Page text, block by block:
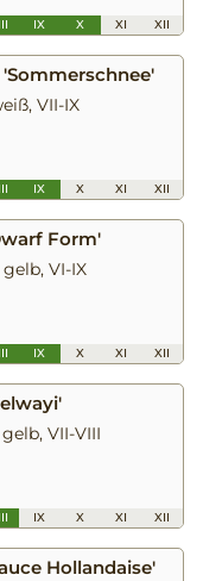
IX X XI XII
VII-IX
IX X XI XII
Form'
VI-IX
IX X XI XII
VII-VIII
IX X XI XII
Hollandaise'